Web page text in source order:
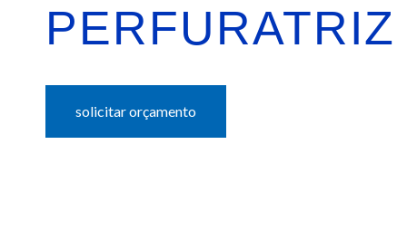
PERFURATRIZ
solicitar orçamento